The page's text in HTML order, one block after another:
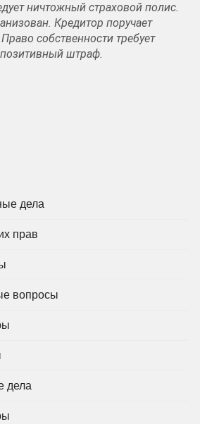
ничтожный страховой полис.
Кредитор поручает
собственности требует
штраф.
дела
прав
вопросы
дела